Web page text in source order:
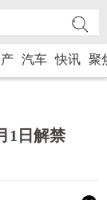
汽车 快讯 聚
1日解禁